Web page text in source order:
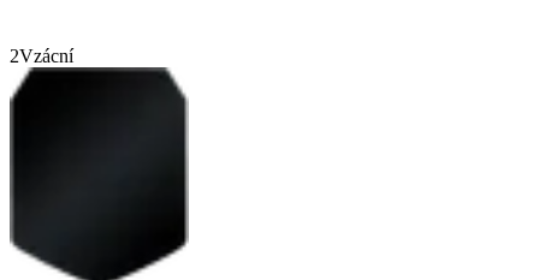
2Vzácní